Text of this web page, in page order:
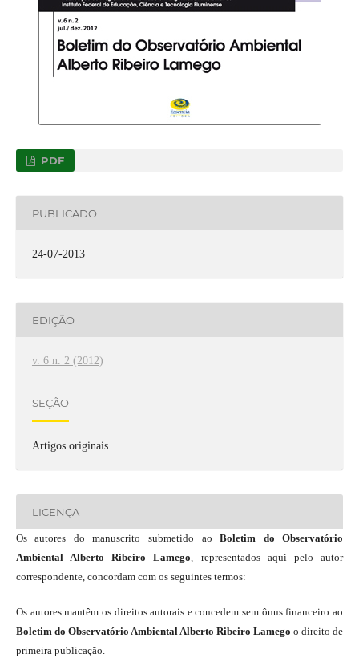
PDF
PUBLICADO
24-07-2013
EDIÇÃO
v. 6 n. 2 (2012)
SEÇÃO
Artigos originais
LICENÇA
Os autores do manuscrito submetido aoBoletim do Observatório
Ambiental Alberto Ribeiro Lamego, representados aqui pelo autor
correspondente, concordam com os seguintes termos:
Os autores mantêm os direitos autorais e concedem sem ônus financeiro ao
Boletim do Observatório Ambiental Alberto Ribeiro Lamegoo direito de
primeira publicação.